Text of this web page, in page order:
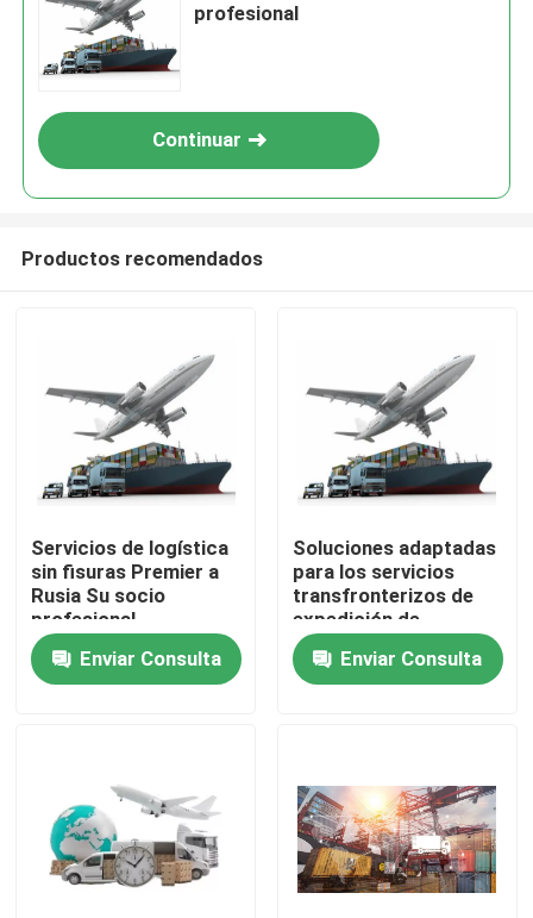
Productos
profesional
Continuar
Productos recomendados
Servicios de logística
sin fisuras Premier a
Rusia Su socio
profesional
Enviar Consulta
Soluciones adaptadas
para los servicios
transfronterizos de
expedición de
mercancías Tiempo
de tránsito 5-30 días
Enviar Consulta